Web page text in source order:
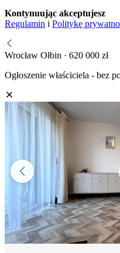
Kontynuując akceptujesz
Regulamin i Politykę
Wrocław Ołbin · 620 000 zł
Ogłoszenie właściciela - bez